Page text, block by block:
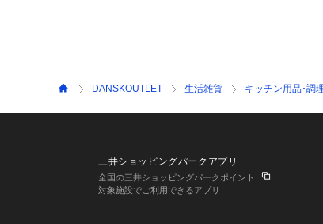
DANSKOUTLET 生活雑貨 キッチン用品･調
三井ショッピングパークアプリ
全国の三井ショッピングパークポイント
対象施設でご利用できるアプリ